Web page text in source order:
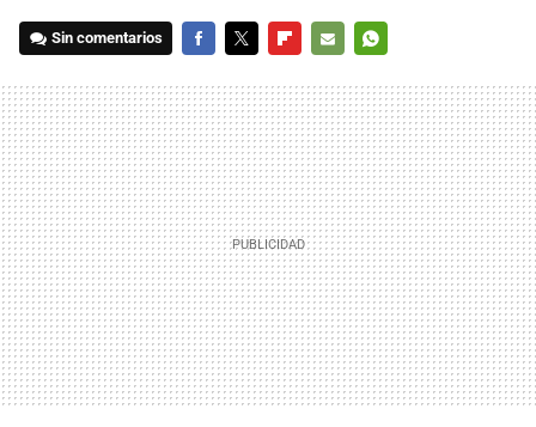
Sin comentarios
MAIL